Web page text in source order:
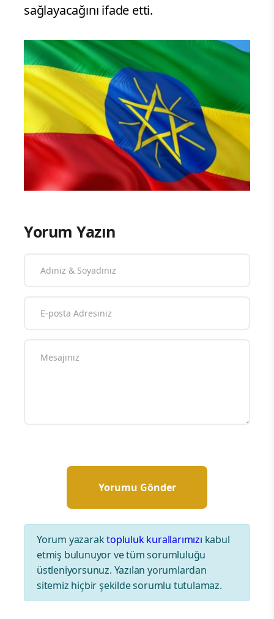
sağlayacağını ifade etti.
Yorum Yazın
Yorum yazaraktopluluk kurallarımızı kabul
etmiş bulunuyor ve tüm sorumluluğu
üstleniyorsunuz. Yazılan yorumlardan
sitemiz hiçbir şekilde sorumlu tutulamaz.